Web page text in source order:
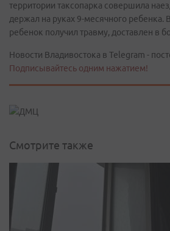
территории таксопарка совершила
держал на руках 9-месячного ребенка.
ребенок получил травму, доставлен в
Новости Владивостока в Telegram -
Подписывайтесь одним нажатием!
Смотрите также